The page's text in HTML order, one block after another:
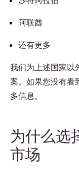
阿联酋
还有更多
我们为上述国家以
案。如果您没有看
多信息。
为什么选
市场